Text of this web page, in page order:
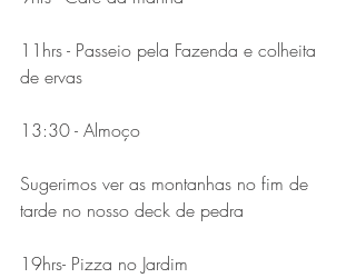
11hrs - Passeio pela Fazenda e colheita
de ervas
13:30 - Almoço
Sugerimos ver as montanhas no fim de
tarde no nosso deck de pedra
19hrs- Pizza no Jardim